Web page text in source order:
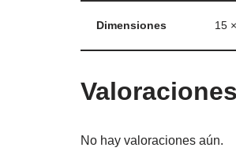
Dimensiones 15
Valoraciones
No hay valoraciones aún.